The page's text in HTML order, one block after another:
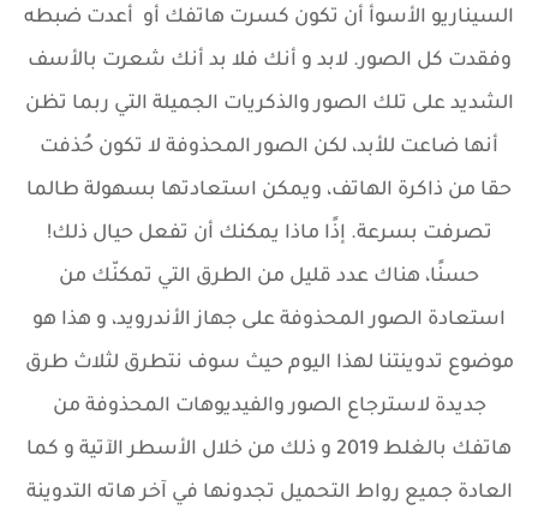
السيناريو الأسوأ أن تكون كسرت هاتفك أو أعدت ضبطه
وفقدت كل الصور. لابد و أنك فلا بد أنك شعرت بالأسف
الشديد على تلك الصور والذكريات الجميلة التي ربما تظن
أنها ضاعت للأبد، لكن الصور المحذوفة لا تكون حُذفت
حقا من ذاكرة الهاتف، ويمكن استعادتها بسهولة طالما
تصرفت بسرعة. إذًا ماذا يمكنك أن تفعل حيال ذلك!
حسنًا، هناك عدد قليل من الطرق التي تمكنّك من
استعادة الصور المحذوفة على جهاز الأندرويد، و هذا هو
موضوع تدوينتنا لهذا اليوم حيث سوف نتطرق لثلاث طرق
جديدة لاسترجاع الصور والفيديوهات المحذوفة من
هاتفك بالغلط 2019 و ذلك من خلال الأسطر الآتية و كما
العادة جميع رواط التحميل تجدونها في آخر هاته التدوينة